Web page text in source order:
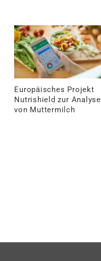
Europäisches Projekt
Nutrishield zur Analyse
von Muttermilch